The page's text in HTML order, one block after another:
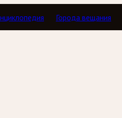
Города вещания